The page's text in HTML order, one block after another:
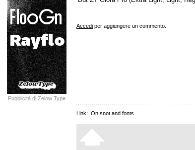
Pubblicità di Zelow Type
Accedi per aggiungere un commento.
Link: On snot and fonts